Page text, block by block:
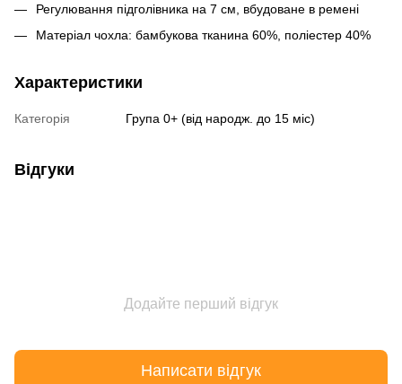
Регулювання підголівника на 7 см, вбудоване в ремені
Матеріал чохла: бамбукова тканина 60%, поліестер 40%
Характеристики
Категорія Група 0+ (від народж. до 15 міс)
Відгуки
Додайте перший відгук
Написати відгук